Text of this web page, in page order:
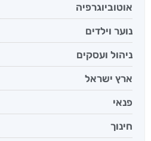
אוטוביוגרפיה
נוער וילדים
ניהול ועסקים
ארץ ישראל
פנאי
חינוך